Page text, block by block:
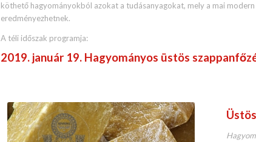
köthető hagyományokból azokat a tudásanyagokat, mely a mai
eredményezhetnek.
A téli időszak programja:
2019. január 19. Hagyományos üstös